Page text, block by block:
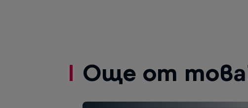
Още от